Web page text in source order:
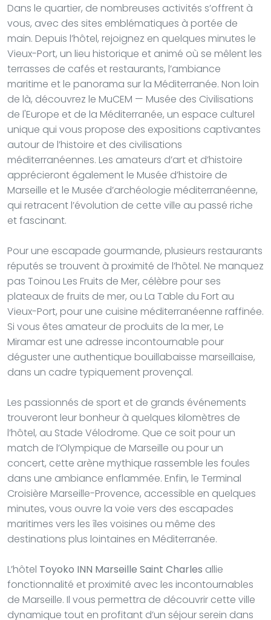
Dans le quartier, de nombreuses activités s’offrent à
vous, avec des sites emblématiques à portée de
main. Depuis l’hôtel, rejoignez en quelques minutes le
Vieux-Port, un lieu historique et animé où se mêlent les
terrasses de cafés et restaurants, l’ambiance
maritime et le panorama sur la Méditerranée. Non loin
de là, découvrez le MuCEM — Musée des Civilisations
de l'Europe et de la Méditerranée, un espace culturel
unique qui vous propose des expositions captivantes
autour de l’histoire et des civilisations
méditerranéennes. Les amateurs d’art et d’histoire
apprécieront également le Musée d’histoire de
Marseille et le Musée d’archéologie méditerranéenne,
qui retracent l’évolution de cette ville au passé riche
et fascinant.
Pour une escapade gourmande, plusieurs restaurants
réputés se trouvent à proximité de l’hôtel. Ne manquez
pas Toinou Les Fruits de Mer, célèbre pour ses
plateaux de fruits de mer, ou La Table du Fort au
Vieux-Port, pour une cuisine méditerranéenne raffinée.
Si vous êtes amateur de produits de la mer, Le
Miramar est une adresse incontournable pour
déguster une authentique bouillabaisse marseillaise,
dans un cadre typiquement provençal.
Les passionnés de sport et de grands événements
trouveront leur bonheur à quelques kilomètres de
l’hôtel, au Stade Vélodrome. Que ce soit pour un
match de l’Olympique de Marseille ou pour un
concert, cette arène mythique rassemble les foules
dans une ambiance enflammée. Enfin, le Terminal
Croisière Marseille-Provence, accessible en quelques
minutes, vous ouvre la voie vers des escapades
maritimes vers les îles voisines ou même des
destinations plus lointaines en Méditerranée.
L’hôtel Toyoko INN Marseille Saint Charles allie
fonctionnalité et proximité avec les incontournables
de Marseille. Il vous permettra de découvrir cette ville
dynamique tout en profitant d’un séjour serein dans